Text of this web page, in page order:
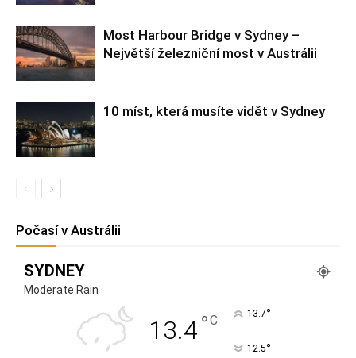
Most Harbour Bridge v Sydney –
Největší železniční most v Austrálii
10 míst, která musíte vidět v Sydney
Počasí v Austrálii
SYDNEY
Moderate Rain
13.4°C 13.7°
12.5°